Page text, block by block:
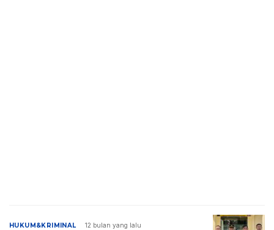
HUKUM&KRIMINAL 12 bulan yang lalu